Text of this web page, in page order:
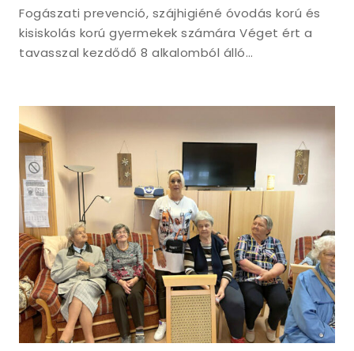
Fogászati prevenció, szájhigiéné óvodás korú és
kisiskolás korú gyermekek számára Véget ért a
tavasszal kezdődő 8 alkalomból álló…